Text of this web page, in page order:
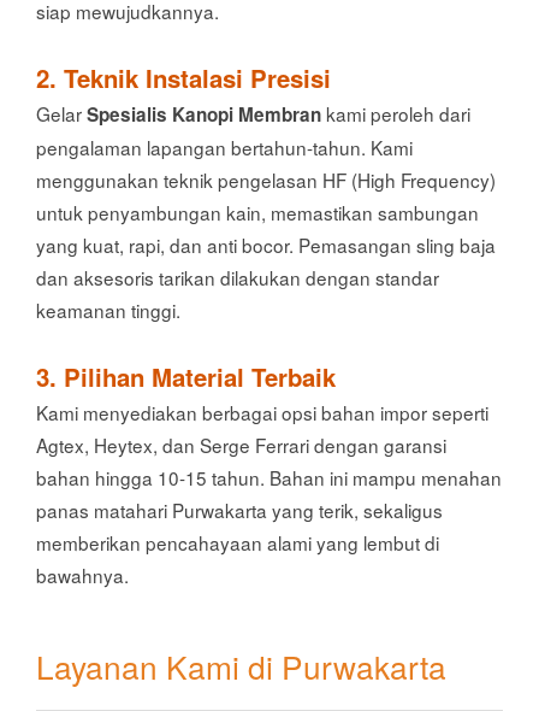
siap mewujudkannya.
2. Teknik Instalasi Presisi
GelarSpesialis Kanopi Membran kami peroleh dari
pengalaman lapangan bertahun-tahun. Kami
menggunakan teknik pengelasan HF (High Frequency)
untuk penyambungan kain, memastikan sambungan
yang kuat, rapi, dan anti bocor. Pemasangan sling baja
dan aksesoris tarikan dilakukan dengan standar
keamanan tinggi.
3. Pilihan Material Terbaik
Kami menyediakan berbagai opsi bahan impor seperti
Agtex, Heytex, dan Serge Ferrari dengan garansi
bahan hingga 10-15 tahun. Bahan ini mampu menahan
panas matahari Purwakarta yang terik, sekaligus
memberikan pencahayaan alami yang lembut di
bawahnya.
Layanan Kami di Purwakarta